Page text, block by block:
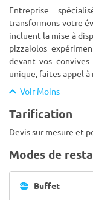
Entreprise
transformons votre
incluent la mise à
pizzaiolos
devant vos
unique, faites appel
Voir Moins
Tarification
Devis sur mesure et
Modes de
Buffet